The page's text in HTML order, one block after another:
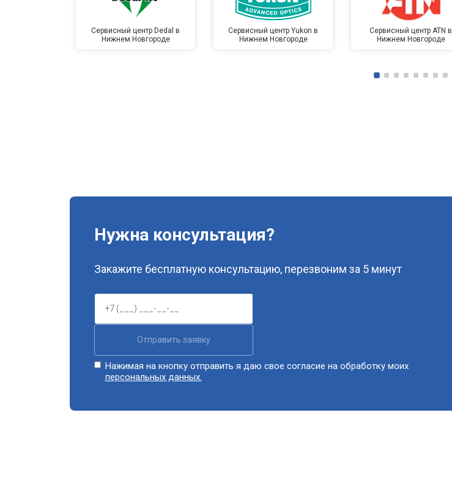
Сервисный центр Dedal в
Нижнем Новгороде
Сервисный центр Yukon в
Нижнем Новгороде
Сервисный центр ATN в
Нижнем Новгороде
Нужна консультация?
Закажите бесплатную консультацию, перезвоним за 5 минут
Отправить заявку
Нажимая на кнопку отправить я даю свое согласие на обработку моих
персональных данных.